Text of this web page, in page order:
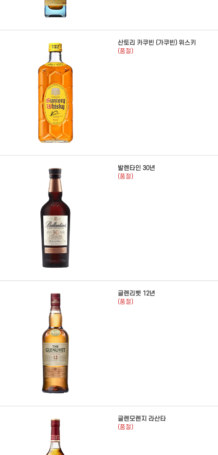
산토리 카쿠빈 (가쿠빈) 위스키
(품절)
발렌타인 30년
(품절)
글렌리벳 12년
(품절)
글렌모렌지 라산타
(품절)